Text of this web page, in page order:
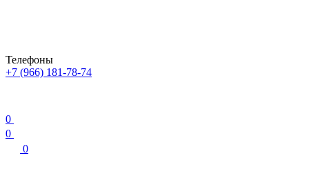
Телефоны
+7 (966) 181-78-74
0
0
0